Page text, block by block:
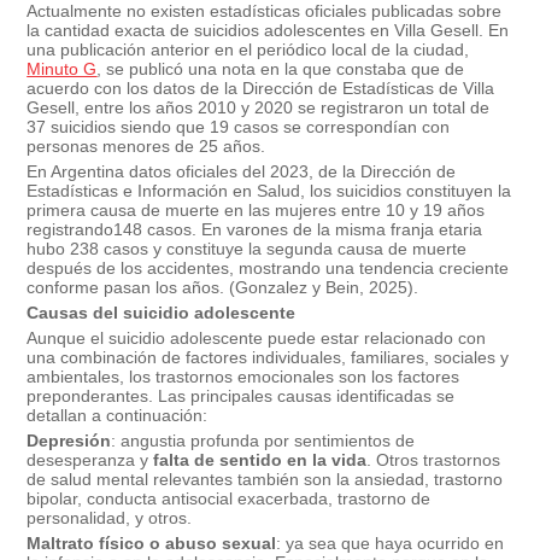
Actualmente no existen estadísticas oficiales publicadas sobre
la cantidad exacta de suicidios adolescentes en Villa Gesell. En
una publicación anterior en el periódico local de la ciudad,
Minuto G , se publicó una nota en la que constaba que de
acuerdo con los datos de la Dirección de Estadísticas de Villa
Gesell, entre los años 2010 y 2020 se registraron un total de
37 suicidios siendo que 19 casos se correspondían con
personas menores de 25 años.
En Argentina datos oficiales del 2023, de la Dirección de
Estadísticas e Información en Salud, los suicidios constituyen la
primera causa de muerte en las mujeres entre 10 y 19 años
registrando148 casos. En varones de la misma franja etaria
hubo 238 casos y constituye la segunda causa de muerte
después de los accidentes, mostrando una tendencia creciente
conforme pasan los años. (Gonzalez y Bein, 2025).
Causas del suicidio adolescente
Aunque el suicidio adolescente puede estar relacionado con
una combinación de factores individuales, familiares, sociales y
ambientales, los trastornos emocionales son los factores
preponderantes. Las principales causas identificadas se
detallan a continuación:
Depresión: angustia profunda por sentimientos de
desesperanza yfalta de sentido en la vida . Otros trastornos
de salud mental relevantes también son la ansiedad, trastorno
bipolar, conducta antisocial exacerbada, trastorno de
personalidad, y otros.
Maltrato físico o abuso sexual: ya sea que haya ocurrido en